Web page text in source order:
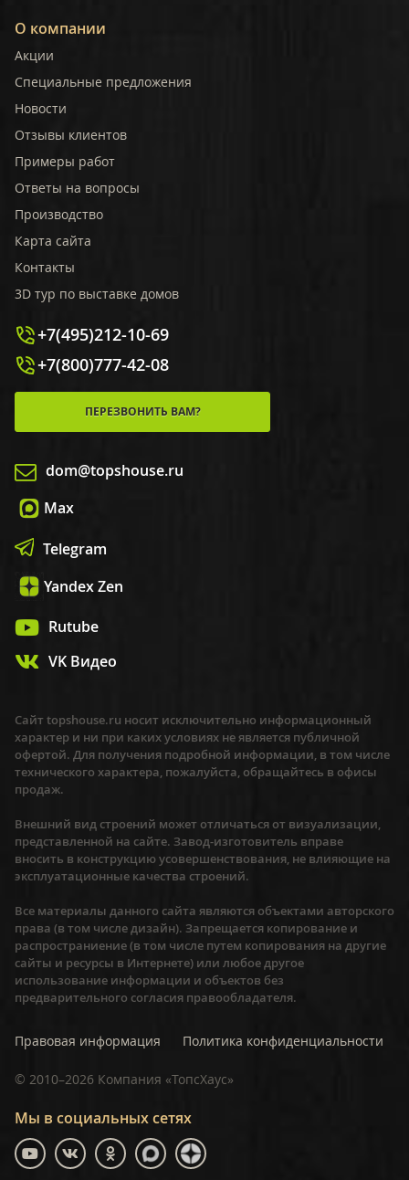
О компании
Акции
Специальные предложения
Новости
Отзывы клиентов
Примеры работ
Ответы на вопросы
Производство
Карта сайта
Контакты
3D тур по выставке домов
+7(495)212-10-69
+7(800)777-42-08
ПЕРЕЗВОНИТЬ ВАМ?
dom@topshouse.ru
Max
Telegram
Yandex Zen
Rutube
VK Видео
Мы в социальных сетях
Сайт topshouse.ru носит исключительно информационный
характер и ни при каких условиях не является публичной
офертой. Для получения подробной информации, в том числе
технического характера, пожалуйста, обращайтесь в офисы
продаж.
Внешний вид строений может отличаться от визуализации,
представленной на сайте. Завод-изготовитель вправе
вносить в конструкцию усовершенствования, не влияющие на
эксплуатационные качества строений.
Все материалы данного сайта являются объектами авторского
права (в том числе дизайн). Запрещается копирование и
распространиение (в том числе путем копирования на другие
сайты и ресурсы в Интернете) или любое другое
использование информации и объектов без
предварительного согласия правообладателя.
Правовая информация Политика конфиденциальности
© 2010–2026 Компания «ТопсХаус»